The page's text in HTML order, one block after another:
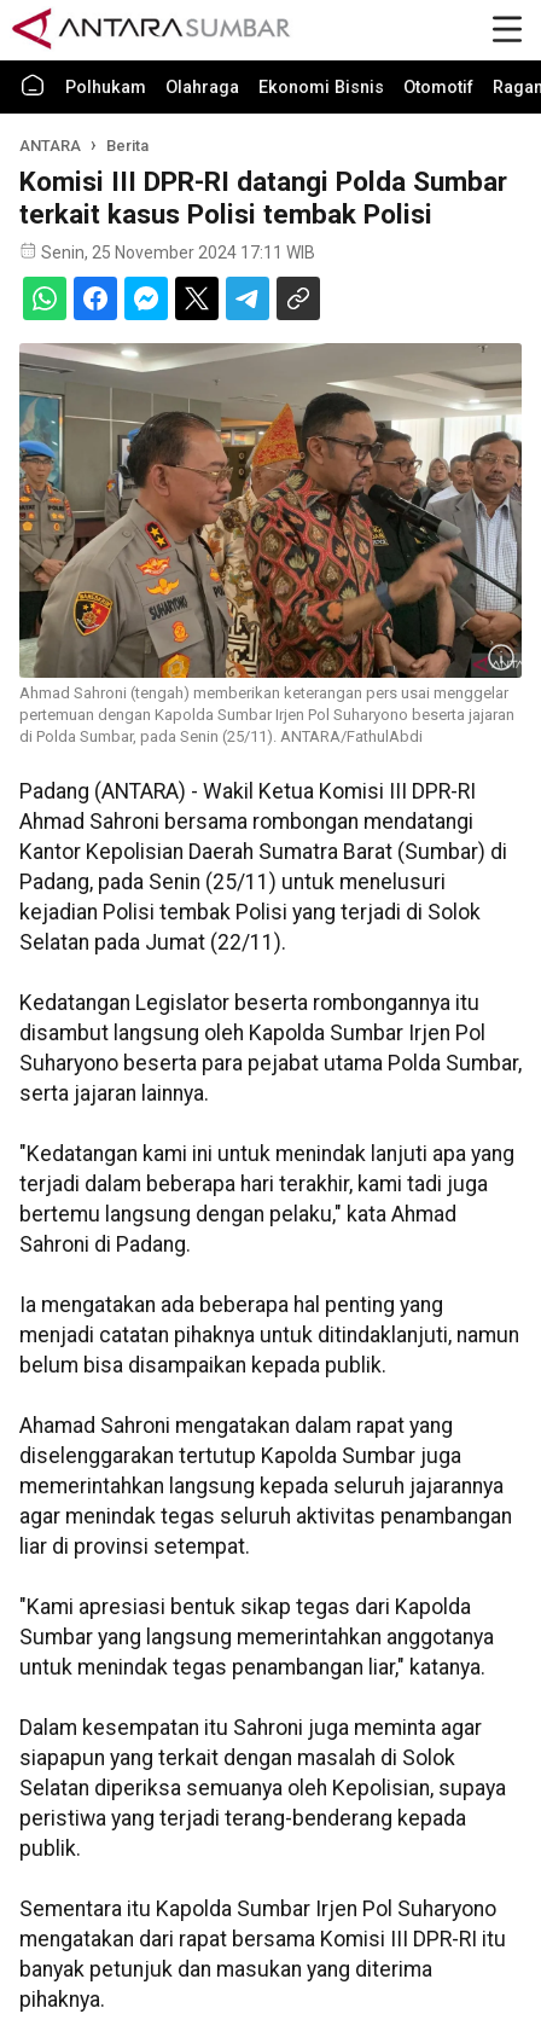
Polhukam Olahraga Ekonomi Bisnis Otomotif
ANTARA Berita
Komisi III DPR-RI datangi Polda Sumbar
terkait kasus Polisi tembak Polisi
Senin, 25 November 2024 17:11 WIB
Ahmad Sahroni (tengah) memberikan keterangan pers usai menggelar
pertemuan dengan Kapolda Sumbar Irjen Pol Suharyono beserta jajaran
di Polda Sumbar, pada Senin (25/11). ANTARA/FathulAbdi
Padang (ANTARA) - Wakil Ketua Komisi III DPR-RI
Ahmad Sahroni bersama rombongan mendatangi
Kantor Kepolisian Daerah Sumatra Barat (Sumbar) di
Padang, pada Senin (25/11) untuk menelusuri
kejadian Polisi tembak Polisi yang terjadi di Solok
Selatan pada Jumat (22/11).
Kedatangan Legislator beserta rombongannya itu
disambut langsung oleh Kapolda Sumbar Irjen Pol
Suharyono beserta para pejabat utama Polda Sumbar,
serta jajaran lainnya.
"Kedatangan kami ini untuk menindak lanjuti apa yang
terjadi dalam beberapa hari terakhir, kami tadi juga
bertemu langsung dengan pelaku," kata Ahmad
Sahroni di Padang.
Ia mengatakan ada beberapa hal penting yang
menjadi catatan pihaknya untuk ditindaklanjuti, namun
belum bisa disampaikan kepada publik.
Ahamad Sahroni mengatakan dalam rapat yang
diselenggarakan tertutup Kapolda Sumbar juga
memerintahkan langsung kepada seluruh jajarannya
agar menindak tegas seluruh aktivitas penambangan
liar di provinsi setempat.
"Kami apresiasi bentuk sikap tegas dari Kapolda
Sumbar yang langsung memerintahkan anggotanya
untuk menindak tegas penambangan liar," katanya.
Dalam kesempatan itu Sahroni juga meminta agar
siapapun yang terkait dengan masalah di Solok
Selatan diperiksa semuanya oleh Kepolisian, supaya
peristiwa yang terjadi terang-benderang kepada
publik.
Sementara itu Kapolda Sumbar Irjen Pol Suharyono
mengatakan dari rapat bersama Komisi III DPR-RI itu
banyak petunjuk dan masukan yang diterima
pihaknya.